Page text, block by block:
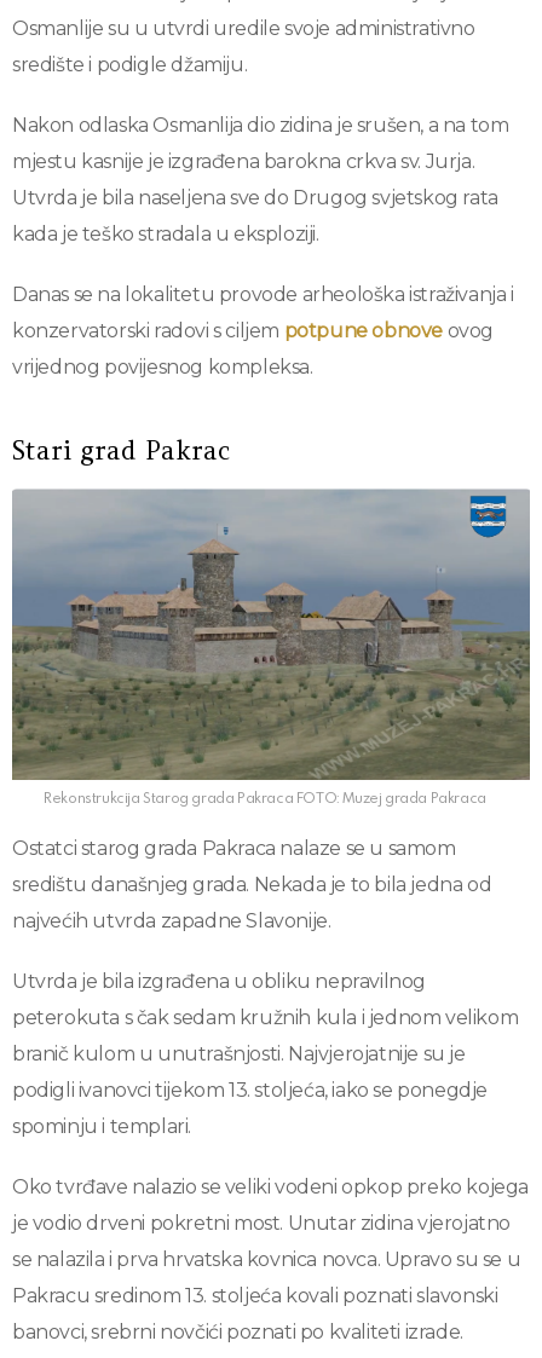
Osmanlije su u utvrdi uredile svoje administrativno
središte i podigle džamiju.
Nakon odlaska Osmanlija dio zidina je srušen, a na tom
mjestu kasnije je izgrađena barokna crkva sv. Jurja.
Utvrda je bila naseljena sve do Drugog svjetskog rata
kada je teško stradala u eksploziji.
Danas se na lokalitetu provode arheološka istraživanja i
konzervatorski radovi s ciljem potpune obnove ovog
vrijednog povijesnog kompleksa.
Stari grad Pakrac
Rekonstrukcija Starog grada Pakraca FOTO: Muzej grada Pakraca
Ostatci starog grada Pakraca nalaze se u samom
središtu današnjeg grada. Nekada je to bila jedna od
najvećih utvrda zapadne Slavonije.
Utvrda je bila izgrađena u obliku nepravilnog
peterokuta s čak sedam kružnih kula i jednom velikom
branič kulom u unutrašnjosti. Najvjerojatnije su je
podigli ivanovci tijekom 13. stoljeća, iako se ponegdje
spominju i templari.
Oko tvrđave nalazio se veliki vodeni opkop preko kojega
je vodio drveni pokretni most. Unutar zidina vjerojatno
se nalazila i prva hrvatska kovnica novca. Upravo su se u
Pakracu sredinom 13. stoljeća kovali poznati slavonski
banovci, srebrni novčići poznati po kvaliteti izrade.